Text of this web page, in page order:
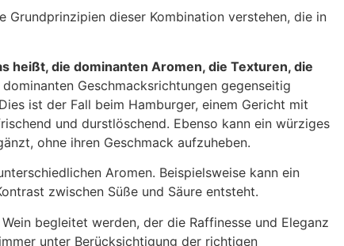
Grundprinzipien dieser Kombination verstehen, die in
heißt, die dominanten Aromen, die Texturen, die
Geschmacksrichtungen gegenseitig
Dies ist der Fall beim Hamburger, einem Gericht mit
und durstlöschend. Ebenso kann ein würziges
ohne ihren Geschmack aufzuheben.
Aromen. Beispielsweise kann ein
zwischen Süße und Säure entsteht.
begleitet werden, der die Raffinesse und Eleganz
unter Berücksichtigung der richtigen